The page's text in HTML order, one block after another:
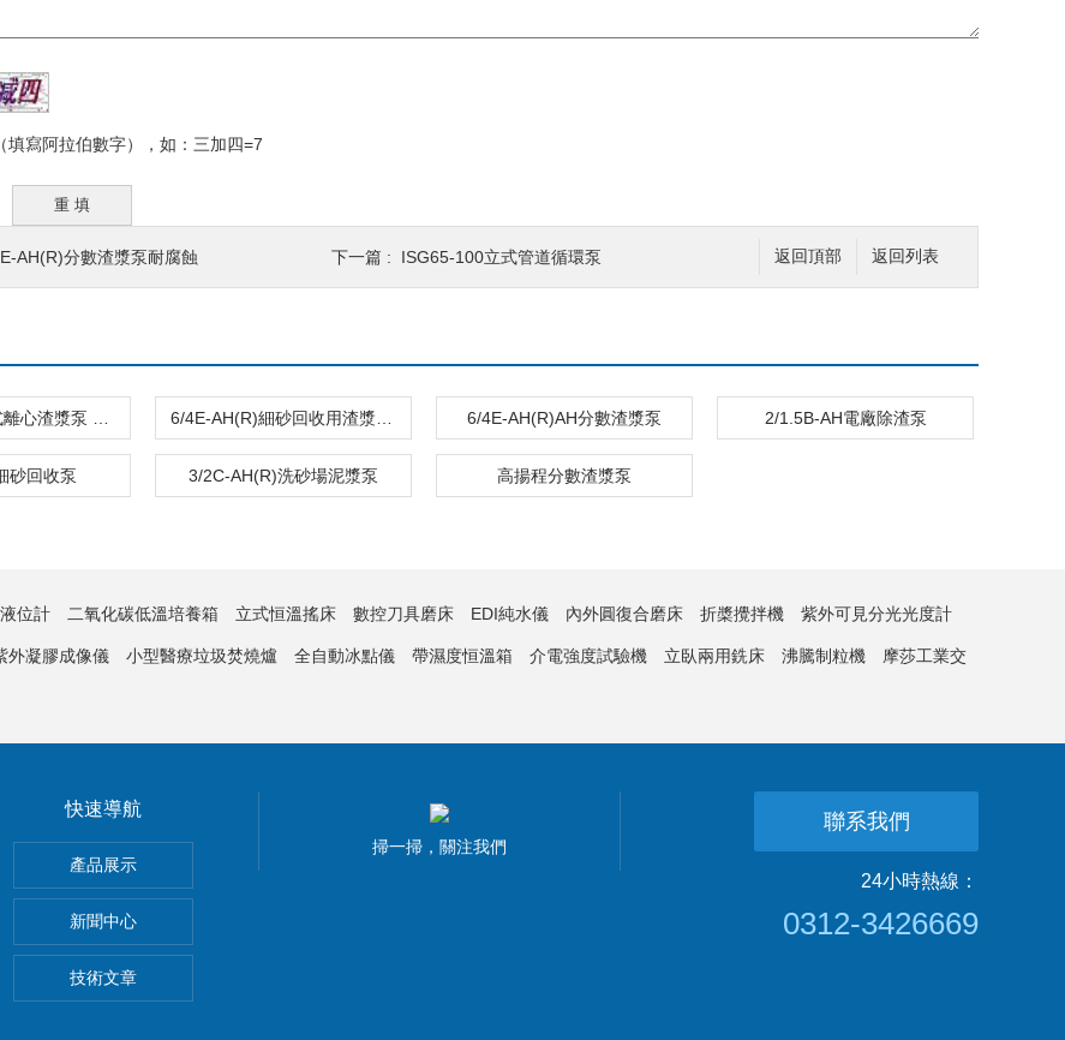
填寫阿拉伯數字），如：三加四=7
返回列表
返回頂部
AH(R)分數渣漿泵耐腐蝕 下一篇 : ISG65-100立式管道循環泵
6/4E-AH(R)AH分數渣漿泵 2/1.5B-AH電廠除渣泵
砂回收泵 3/2C-AH(R)洗砂場泥漿泵 高揚程分數渣漿泵
位計 二氧化碳低溫培養箱 立式恒溫搖床 數控刀具磨床 EDI純水儀 內外圓復合磨床 折槳攪拌機 紫外可見分光光度計
外凝膠成像儀 小型醫療垃圾焚燒爐 全自動冰點儀 帶濕度恒溫箱 介電強度試驗機 立臥兩用銑床 沸騰制粒機 摩莎工業交
板框壓濾機
快速導航
產品展示
新聞中心
技術文章
掃一掃，關注我們
聯系我們
24小時熱線：
0312-3426669